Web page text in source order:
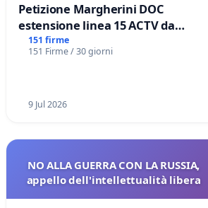
Petizione Margherini DOC
estensione linea 15 ACTV da
Marghera P.zza S. Antonio
all'aeroporto Marco Polo tariffa a
151 firme
151 Firme / 30 giorni
9 Jul 2026
NO ALLA GUERRA CON LA RUSSIA,
appello dell'intellettualità libera